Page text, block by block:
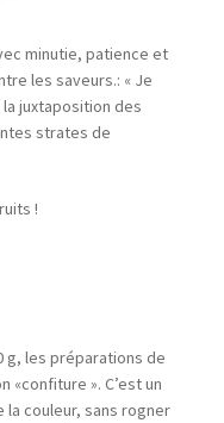
minutie, patience et
les saveurs.: « Je
juxtaposition des
strates de
!
g, les préparations de
«confiture ». C’est un
la couleur, sans rogner